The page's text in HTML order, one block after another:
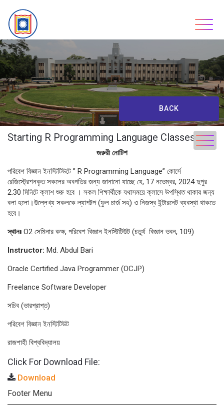
content
BACK
Starting R Programming Language Classes
জরুরী নোটিশ
পরিবেশ বিজ্ঞান ইনস্টিটিউটে ” R Programming Language” কোর্সে
রেজিস্ট্রেশনকৃত সকলের অবগতির জন্য জানানো যাচ্ছে যে, 17 নভেম্বর, 2024 দুপুর
2.30 মিনিটে ক্লাশ শুরু হবে । সকল শিক্ষার্থীকে যথাসময়ে ক্লাসে উপস্থিত থাকার জন্য
বলা হলো।উল্লেখ্য সকলকে ল্যাপটপ (ফুল চার্জ সহ) ও নিজস্ব ইন্টারনেট ব্যবস্থা থাকতে
হবে।
স্থানঃ O2 সেমিনার কক্ষ, পরিবেশ বিজ্ঞান ইনস্টিটিউট (চতুর্থ বিজ্ঞান ভবন, 109)
Instructor: Md. Abdul Bari
Oracle Certified Java Programmer (OCJP)
Freelance Software Developer
সচিব (ভারপ্রাপ্ত)
পরিবেশ বিজ্ঞান ইনস্টিটিউট
রাজশাহী বিশ্ববিদ্যালয়
Click For Download File:
Download
Footer Menu